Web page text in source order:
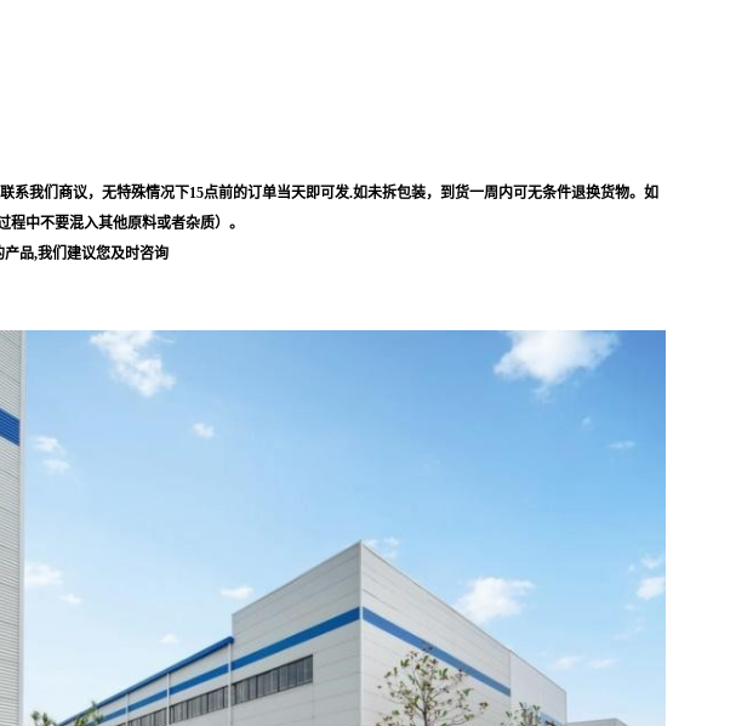
我们商议，无特殊情况下15点前的订单当天即可发.如未拆包装，到货一周内可无条件退换货物。如
中不要混入其他原料或者杂质）。
品,我们建议您及时咨询